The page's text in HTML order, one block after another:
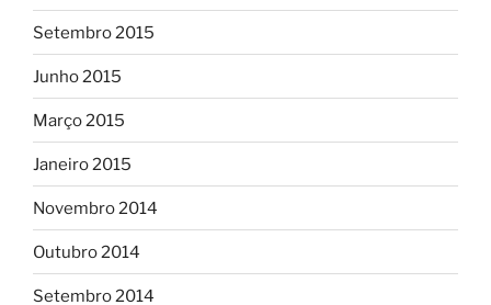
Setembro 2015
Junho 2015
Março 2015
Janeiro 2015
Novembro 2014
Outubro 2014
Setembro 2014